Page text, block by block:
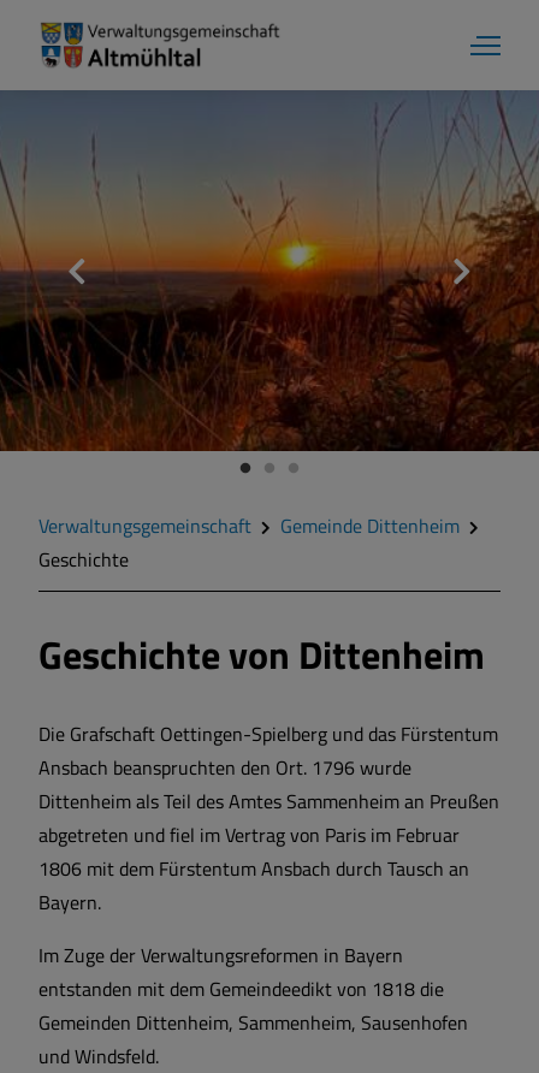
Aktuelles
Verwaltungsgemeinschaft
Gemeinde Alesheim
Markt Markt Berolzheim
Gemeinde Meinheim
Verwaltungsgemeinschaft
Gemeinde Dittenheim
Geschichte
Geschichte von Dittenheim
Die Grafschaft Oettingen-Spielberg und das Fürstentum
Ansbach beanspruchten den Ort. 1796 wurde
Dittenheim als Teil des Amtes Sammenheim an Preußen
abgetreten und fiel im Vertrag von Paris im Februar
1806 mit dem Fürstentum Ansbach durch Tausch an
Bayern.
Im Zuge der Verwaltungsreformen in Bayern
entstanden mit dem Gemeindeedikt von 1818 die
Gemeinden Dittenheim, Sammenheim, Sausenhofen
und Windsfeld.